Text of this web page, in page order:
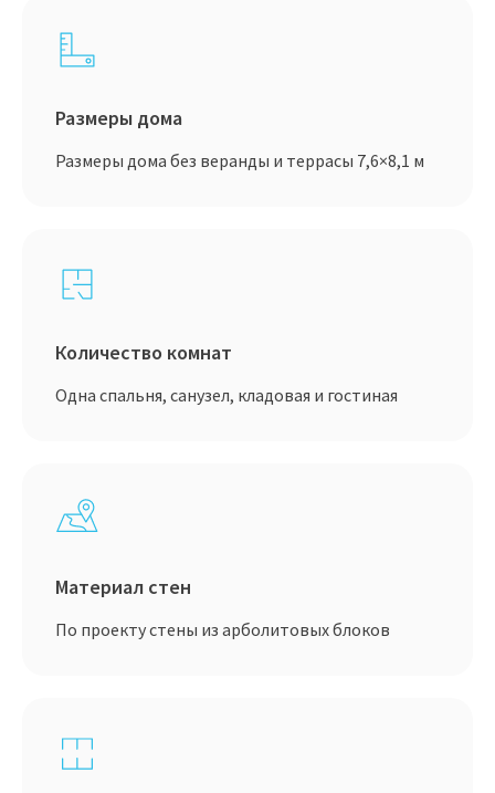
Размеры дома
Размеры дома без веранды и террасы 7,6×8,1 м
Количество комнат
Одна спальня, санузел, кладовая и гостиная
Материал стен
По проекту стены из арболитовых блоков